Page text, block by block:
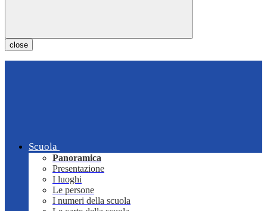
close
Scuola
Panoramica
Presentazione
I luoghi
Le persone
I numeri della scuola